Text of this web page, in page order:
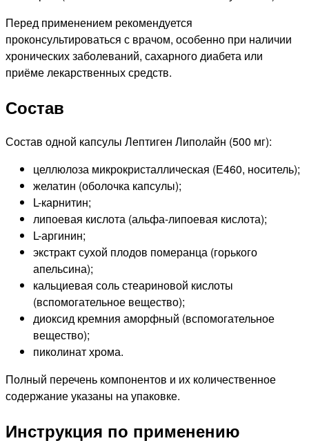
Перед применением рекомендуется
проконсультироваться с врачом, особенно при наличии
хронических заболеваний, сахарного диабета или
приёме лекарственных средств.
Состав
Состав одной капсулы Лептиген Липолайн (500 мг):
целлюлоза микрокристаллическая (Е460, носитель);
желатин (оболочка капсулы);
L-карнитин;
липоевая кислота (альфа-липоевая кислота);
L-аргинин;
экстракт сухой плодов померанца (горького
апельсина);
кальциевая соль стеариновой кислоты
(вспомогательное вещество);
диоксид кремния аморфный (вспомогательное
вещество);
пиколинат хрома.
Полный перечень компонентов и их количественное
содержание указаны на упаковке.
Инструкция по применению